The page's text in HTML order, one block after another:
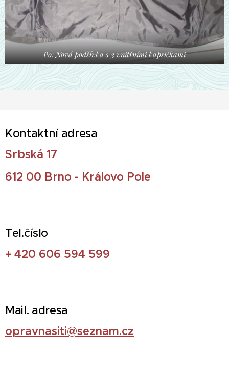
Po: Nová podšívka s 3 vnitřními kapsičkami
Kontaktní adresa
Srbská 17
612 00 Brno - Královo Pole
Tel.číslo
+ 420 606 594 599
Mail. adresa
opravnasiti@seznam.cz